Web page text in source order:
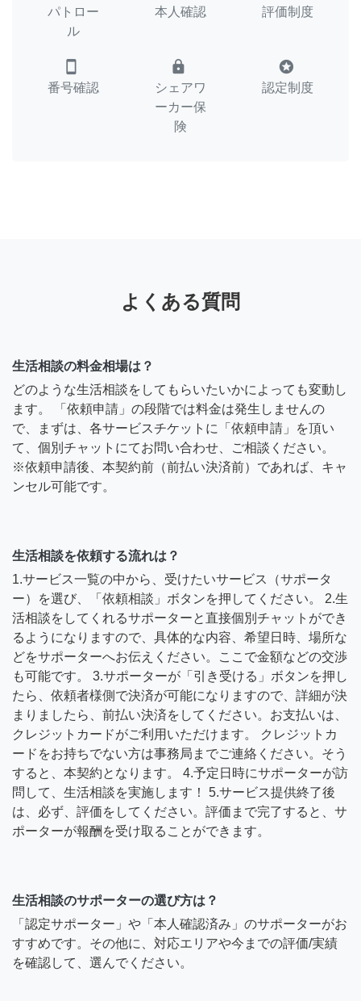
パトロー
ル
本人確認 評価制度
smartphone
番号確認
lock
シェアワ
ーカー保
険
stars
認定制度
よくある質問
生活相談の料金相場は？
どのような生活相談をしてもらいたいかによっても変動し
ます。 「依頼申請」の段階では料金は発生しませんの
で、まずは、各サービスチケットに「依頼申請」を頂い
て、個別チャットにてお問い合わせ、ご相談ください。
※依頼申請後、本契約前（前払い決済前）であれば、キャ
ンセル可能です。
生活相談を依頼する流れは？
1.サービス一覧の中から、受けたいサービス（サポータ
ー）を選び、「依頼相談」ボタンを押してください。 2.生
活相談をしてくれるサポーターと直接個別チャットができ
るようになりますので、具体的な内容、希望日時、場所な
どをサポーターへお伝えください。ここで金額などの交渉
も可能です。 3.サポーターが「引き受ける」ボタンを押し
たら、依頼者様側で決済が可能になりますので、詳細が決
まりましたら、前払い決済をしてください。お支払いは、
クレジットカードがご利用いただけます。 クレジットカ
ードをお持ちでない方は事務局までご連絡ください。そう
すると、本契約となります。 4.予定日時にサポーターが訪
問して、生活相談を実施します！ 5.サービス提供終了後
は、必ず、評価をしてください。評価まで完了すると、サ
ポーターが報酬を受け取ることができます。
生活相談のサポーターの選び方は？
「認定サポーター」や「本人確認済み」のサポーターがお
すすめです。その他に、対応エリアや今までの評価/実績
を確認して、選んでください。